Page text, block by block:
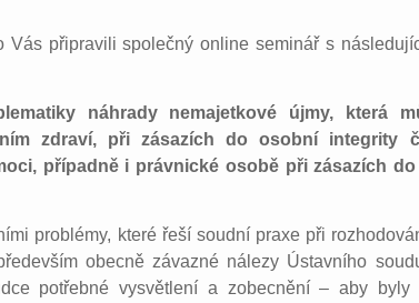
připravili společný online seminář s
náhrady nemajetkové újmy, která
zdraví, při zásazích do osobní integrity
případně i právnické osobě při zásazích
problémy, které řeší soudní praxe při
obecně závazné nálezy Ústavního
potřebné vysvětlení a zobecnění – aby byly